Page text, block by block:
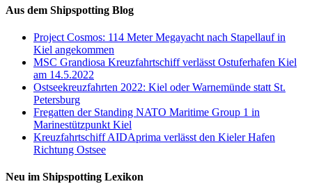
Aus dem Shipspotting Blog
Project Cosmos: 114 Meter Megayacht nach Stapellauf in
Kiel angekommen
MSC Grandiosa Kreuzfahrtschiff verlässt Ostuferhafen Kiel
am 14.5.2022
Ostseekreuzfahrten 2022: Kiel oder Warnemünde statt St.
Petersburg
Fregatten der Standing NATO Maritime Group 1 in
Marinestützpunkt Kiel
Kreuzfahrtschiff AIDAprima verlässt den Kieler Hafen
Richtung Ostsee
Neu im Shipspotting Lexikon